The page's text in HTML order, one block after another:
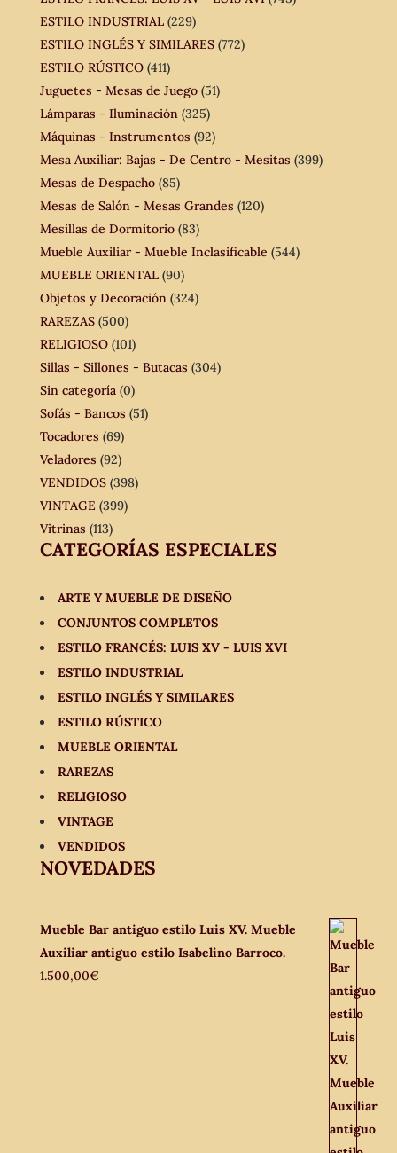
ESTILO INDUSTRIAL (229)
ESTILO INGLÉS Y SIMILARES (772)
ESTILO RÚSTICO (411)
Juguetes - Mesas de Juego (51)
Lámparas - Iluminación (325)
Máquinas - Instrumentos (92)
Mesa Auxiliar: Bajas - De Centro - Mesitas (399)
Mesas de Despacho (85)
Mesas de Salón - Mesas Grandes (120)
Mesillas de Dormitorio (83)
Mueble Auxiliar - Mueble Inclasificable (544)
MUEBLE ORIENTAL (90)
Objetos y Decoración (324)
RAREZAS (500)
RELIGIOSO (101)
Sillas - Sillones - Butacas (304)
Sin categoría (0)
Sofás - Bancos (51)
Tocadores (69)
Veladores (92)
VENDIDOS (398)
VINTAGE (399)
Vitrinas (113)
CATEGORÍAS ESPECIALES
ARTE Y MUEBLE DE DISEÑO
CONJUNTOS COMPLETOS
ESTILO FRANCÉS: LUIS XV - LUIS XVI
ESTILO INDUSTRIAL
ESTILO INGLÉS Y SIMILARES
ESTILO RÚSTICO
MUEBLE ORIENTAL
RAREZAS
RELIGIOSO
VINTAGE
VENDIDOS
NOVEDADES
Mueble Bar antiguo estilo Luis XV. Mueble
Auxiliar antiguo estilo Isabelino Barroco.
1.500,00€